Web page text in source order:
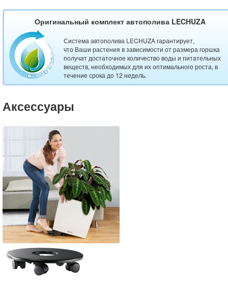
Оригинальный комплект автополива LECHUZA
Система автополива LECHUZA гарантирует,
что Ваши растения в зависимости от размера горшка
получат достаточное количество воды и питательных
веществ, необходимых для их оптимального роста, в
течение срока до 12 недель.
Аксессуары